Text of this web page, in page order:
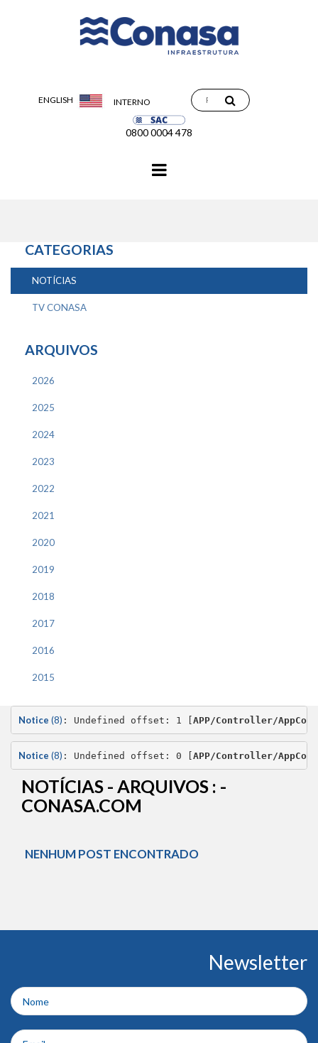
ENGLISH INTERNO
0800 0004 478
CATEGORIAS
NOTÍCIAS
TV CONASA
ARQUIVOS
2026
2025
2024
2023
2022
2021
2020
2019
2018
2017
2016
2015
Notice (8) : Undefined offset: 1 [ APP/Controller/
Notice (8) : Undefined offset: 0 [ APP/Controller/
NOTÍCIAS - ARQUIVOS : -
CONASA.COM
NENHUM POST ENCONTRADO
rodapé
Newsletter